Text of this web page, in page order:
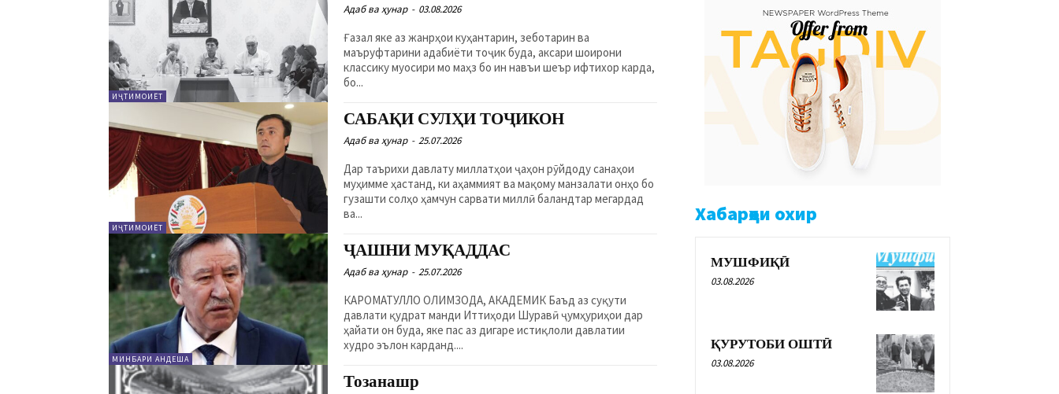
ИҶТИМОИЁТ
Адаб ва ҳунар - 03.08.2026
Ғазал яке аз жанрҳои куҳантарин, зеботарин ва
маъруфтарини адабиёти тоҷик буда, аксари шоирони
классику муосири мо маҳз бо ин навъи шеър ифтихор карда,
бо...
ИҶТИМОИЁТ
САБАҚИ СУЛҲИ ТОҶИКОН
Адаб ва ҳунар - 25.07.2026
Дар таърихи давлату миллатҳои ҷаҳон рӯйдоду санаҳои
муҳимме ҳастанд, ки аҳаммият ва мақому манзалати онҳо бо
гузашти солҳо ҳамчун сарвати миллӣ баландтар мегардад
ва...
МИНБАРИ АНДЕША
ҶАШНИ МУҚАДДАС
Адаб ва ҳунар - 25.07.2026
КАРОМАТУЛЛО ОЛИМЗОДА, АКАДЕМИК Баъд аз суқути
давлати қудрат манди Иттиҳоди Шуравӣ ҷумҳуриҳои дар
ҳайати он буда, яке пас аз дигаре истиқлоли давлатии
худро эълон карданд....
Тозанашр
Хабарҳои охир
МУШФИҚӢ
03.08.2026
ҚУРУТОБИ ОШТӢ
03.08.2026